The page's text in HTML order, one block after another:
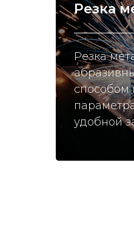
Резка
Резка
удобной